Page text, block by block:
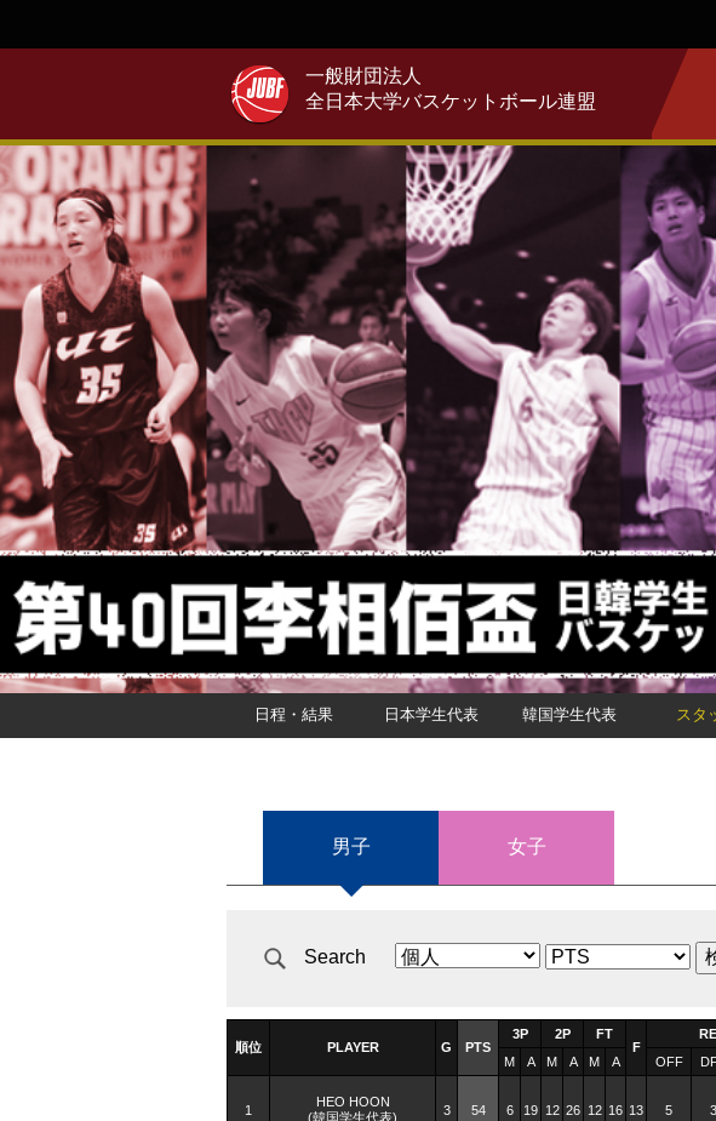
一般財団法人
全日本大学バスケットボール連盟
日程・結果 日本学生代表 韓国学生代表 スタ
男子 女子
Search
順位 PLAYER G PTS
3P 2P
FT
F
M
A M A M A OFF
1
HEO HOON
(韓国学生代表)
3 54 6 19 12 26 12 16 13 5 3